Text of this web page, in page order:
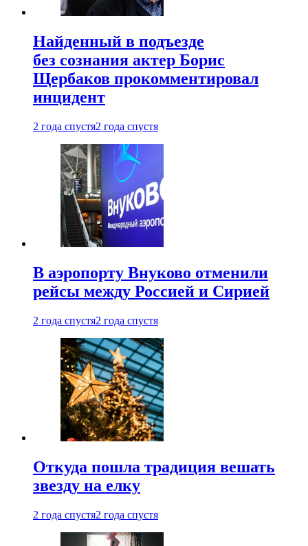
Найденный в подъезде
без сознания актер Борис
Щербаков прокомментировал
инцидент
2 года спустя2 года спустя
В аэропорту Внуково отменили
рейсы между Россией и Сирией
2 года спустя2 года спустя
Откуда пошла традиция вешать
звезду на елку
2 года спустя2 года спустя